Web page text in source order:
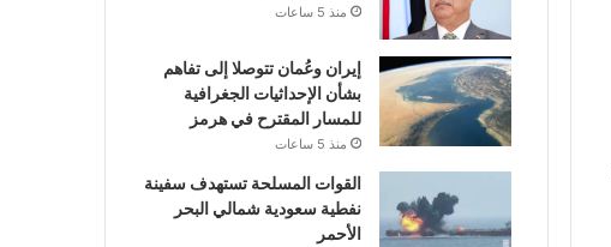
منذ 5 ساعات
إيران وعُمان تتوصلا إلى تفاهم
بشأن الإحداثيات الجغرافية
للمسار المقترح في هرمز
منذ 5 ساعات
القوات المسلحة تستهدف سفينة
نفطية سعودية شمالي البحر
الأحمر